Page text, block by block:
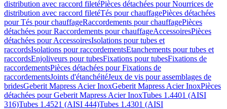
distribution avec raccord filetéPièces détachées pour Nourrices de
distribution avec raccord filetéTés pour chauffagePièces détachées
pour Tés pour chauffageRaccordements pour chauffagePièces
détachées pour Raccordements pour chauffageAccessoiresPièces
détachées pour AccessoiresIsolations pour tubes et
raccordsIsolations pour raccordementsEtanchements pour tubes et
raccordsEnjoliveurs pour tubesFixations pour tubesFixations de
raccordementsPièces détachées pour Fixations de
raccordementsJoints d'étanchéitéJeux de vis pour assemblages de
bridesGeberit Mapress Acier InoxGeberit Mapress Acier InoxPièces
détachées pour Geberit Mapress Acier InoxTubes 1.4401 (AISI
316)Tubes 1.4521 (AISI 444)Tubes 1.4301 (AISI